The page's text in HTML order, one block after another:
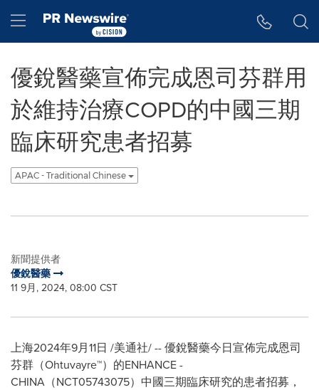
Hamburger menu
優銳醫藥宣佈完成恩司芬群用
於維持治療COPD的中國三期
臨床研究患者招募
APAC - Traditional Chinese
新聞提供者
優銳醫藥
11 9月, 2024, 08:00 CST
上海2024年9月11日 /美通社/ -- 優銳醫藥今日宣佈完成恩司
芬群（Ohtuvayre™）的ENHANCE -
CHINA（NCT05743075）中國三期臨床研究的患者招募，